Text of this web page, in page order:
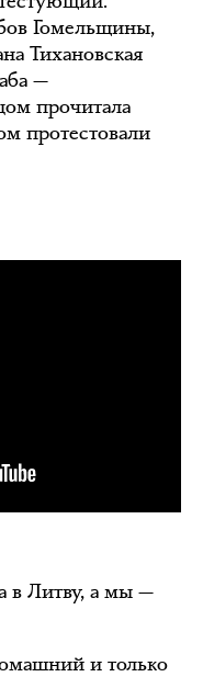
Гомельщины,
Тихановская
—
прочитала
протестовали
в Литву, а мы —
и только